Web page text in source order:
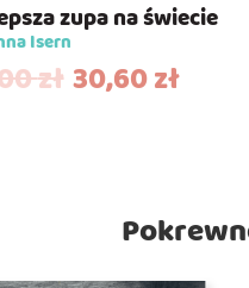
zupa na świecie
Isern
zł30,60zł